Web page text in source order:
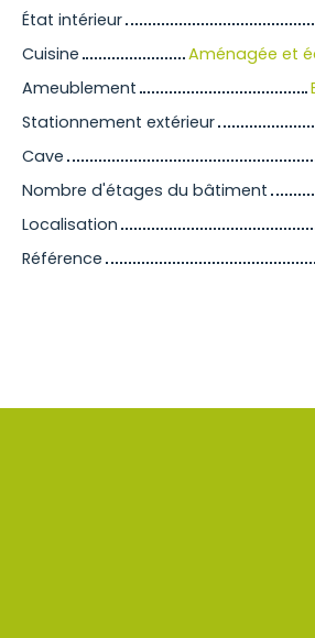
État intérieur
Cuisine
Aménagée et
Ameublement
Stationnement extérieur
Cave
Nombre d'étages du bâtiment
Localisation
Référence